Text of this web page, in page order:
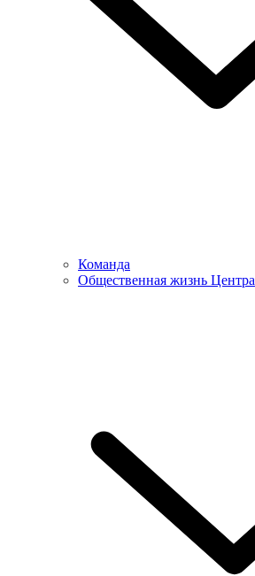
Команда
Общественная жизнь Центра